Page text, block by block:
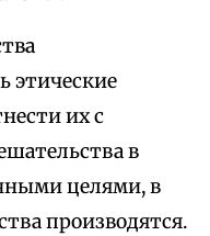
этические
их с
в
целями, в
производятся.